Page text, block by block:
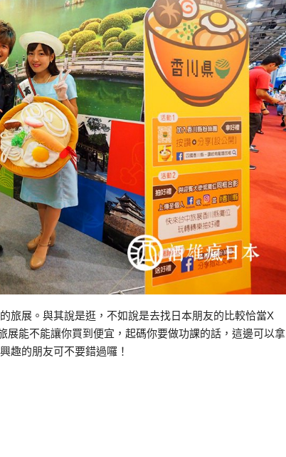
旅展。與其說是逛，不如說是去找日本朋友的比較恰當X
展能不能讓你買到便宜，起碼你要做功課的話，這邊可以拿
趣的朋友可不要錯過囉！